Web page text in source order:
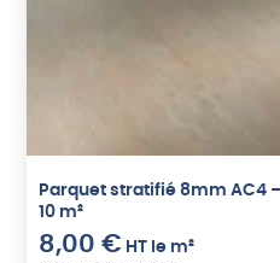
Parquet stratifié 8mm AC4
10 m²
8,00€ HT le m²